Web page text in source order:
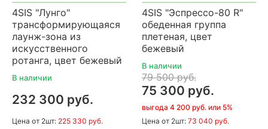
4SIS "Лунго"
трансформирующаяся
лаунж-зона из
искусственного
ротанга, цвет бежевый
В наличии
232 300 руб.
Цена от 2шт: 225 330 руб.
4SIS "Эспрессо-80 R"
обеденная группа
плетеная, цвет
бежевый
В наличии
79 500 руб.
75 300 руб.
выгода 4 200 руб. или 5%
Цена от 2шт: 73 040 руб.